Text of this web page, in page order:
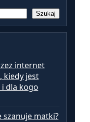
Szukaj
internet
kiedy jest
dla kogo
szanuje matki?